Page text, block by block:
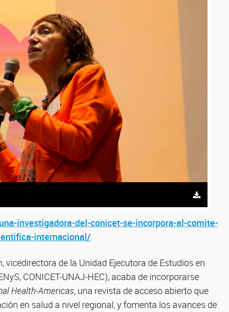
investigadora-del-conicet-se-incorpora-al-comite-
internacional/
vicedirectora de la Unidad Ejecutora de Estudios en
CONICET-UNAJ-HEC), acaba de incorporarse
Health-Americas, una revista de acceso abierto que
en salud a nivel regional, y fomenta los avances de